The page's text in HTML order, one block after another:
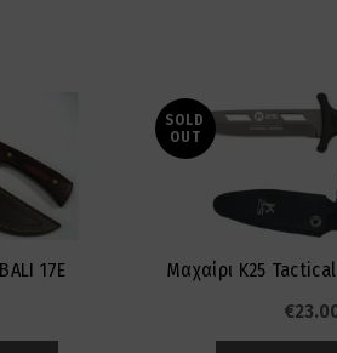
17E
SOLD
OUT
Μαχαίρι K25
€